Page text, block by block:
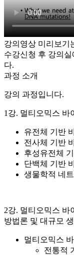
강의영상 미리보기
수강신청 후 강의
다.
과정 소개
강의 과정입니다.
1강. 멀티오믹스 바
유전체 기반
전사체 기반
후성유전체
단백체 기반
생물학적 네
2강. 멀티오믹스 바
방법론 및 대규모
멀티오믹스
전통적